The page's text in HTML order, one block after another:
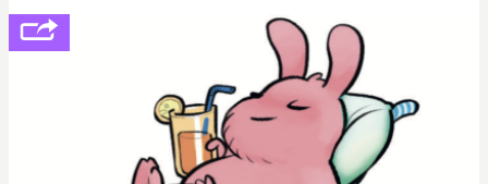
se consoler, le PDG David Baszucki peut compter
sur le déblocage du jeu en Russie et l'explosion des
joueurs majeurs (+32 %). L'avenir appartient donc
aux adultes, qui ne sont jamais que des enfants
avec du pouvoir d'achat.P.